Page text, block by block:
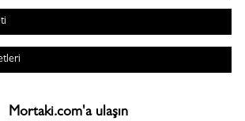
Mortaki.com'a ulaşın